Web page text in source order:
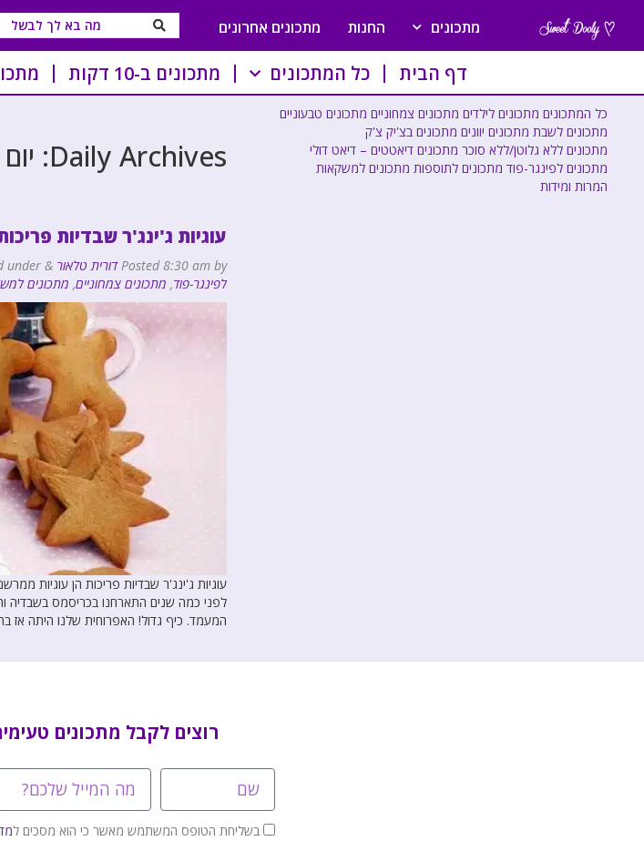
מתכונים החנות מתכונים אחרונים
דף הבית כל המתכונים מתכונים ב-10 דקות
Daily Archives:
עוגיות ג'ינג'ר שבדיות
Posted8:30 am by דורית טלאור &
לפינגר-פוד, מתכונים צמחוניים, מתכונים
עוגיות ג'ינג'ר שבדיות פריכות הן עוגיות
לפני כמה שנים התארחנו בכריסמס בשבדיה
המעמד. כיף גדול! האפרוחית שלנו היתה אז
כל המתכונים מתכונים לילדים מתכונים צמחוניים מתכונים טבעוניים
מתכונים לשבת מתכונים יוונים מתכונים בצ'יק צ'ק
מתכונים ללא גלוטן/ללא סוכר מתכונים דיאטטים – דיאט דולי
מתכונים לפינגר-פוד מתכונים לתוספות מתכונים למשקאות
המרות ומידות
רוצים לקבל מתכונים
בשליחת הטופס המשתמש מאשר כי הוא מסכים ל